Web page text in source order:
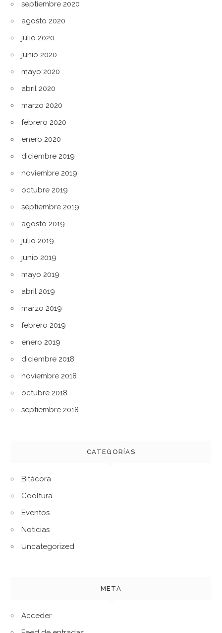
septiembre 2020
agosto 2020
julio 2020
junio 2020
mayo 2020
abril 2020
marzo 2020
febrero 2020
enero 2020
diciembre 2019
noviembre 2019
octubre 2019
septiembre 2019
agosto 2019
julio 2019
junio 2019
mayo 2019
abril 2019
marzo 2019
febrero 2019
enero 2019
diciembre 2018
noviembre 2018
octubre 2018
septiembre 2018
CATEGORÍAS
Bitácora
Cooltura
Eventos
Noticias
Uncategorized
META
Acceder